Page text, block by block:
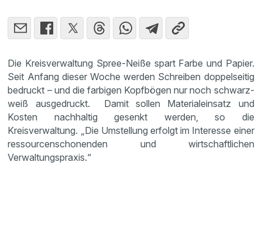
Die Kreisverwaltung Spree-Neiße spart Farbe und Papier.
Seit Anfang dieser Woche werden Schreiben doppelseitig
bedruckt – und die farbigen Kopfbögen nur noch schwarz-
weiß ausgedruckt. Damit sollen Materialeinsatz und
Kosten nachhaltig gesenkt werden, so die
Kreisverwaltung. „Die Umstellung erfolgt im Interesse einer
ressourcenschonenden und wirtschaftlichen
Verwaltungspraxis.“